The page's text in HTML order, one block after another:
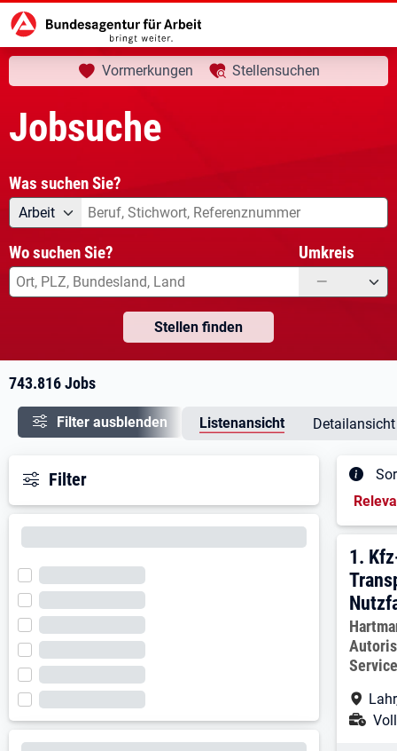
Startseite Jobsuche aktuelle Seite:
Ihre Suche
Vormerkungen Stellensuchen
Jobsuche
Was suchen Sie?
Angebotsart
Arbeit Was suchen Sie?
Wo suchen Sie? Umkreis
—
Stellen finden
743.816 Jobs
Filter ausblenden Listenansicht Detailansicht
Filter
1.
1.